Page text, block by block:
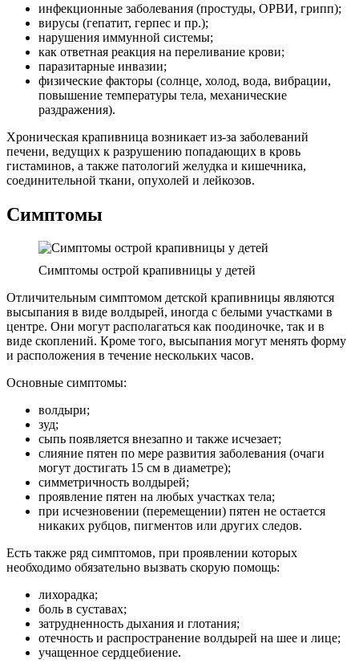
инфекционные заболевания (простуды, ОРВИ, грипп);
вирусы (гепатит, герпес и пр.);
нарушения иммунной системы;
как ответная реакция на переливание крови;
паразитарные инвазии;
физические факторы (солнце, холод, вода, вибрации,
повышение температуры тела, механические
раздражения).
Хроническая крапивница возникает из-за заболеваний
печени, ведущих к разрушению попадающих в кровь
гистаминов, а также патологий желудка и кишечника,
соединительной ткани, опухолей и лейкозов.
Симптомы
Симптомы острой крапивницы у детей
Отличительным симптомом детской крапивницы являются
высыпания в виде волдырей, иногда с белыми участками в
центре. Они могут располагаться как поодиночке, так и в
виде скоплений. Кроме того, высыпания могут менять форму
и расположения в течение нескольких часов.
Основные симптомы:
волдыри;
зуд;
сыпь появляется внезапно и также исчезает;
слияние пятен по мере развития заболевания (очаги
могут достигать 15 см в диаметре);
симметричность волдырей;
проявление пятен на любых участках тела;
при исчезновении (перемещении) пятен не остается
никаких рубцов, пигментов или других следов.
Есть также ряд симптомов, при проявлении которых
необходимо обязательно вызвать скорую помощь:
лихорадка;
боль в суставах;
затрудненность дыхания и глотания;
отечность и распространение волдырей на шее и лице;
учащенное сердцебиение.